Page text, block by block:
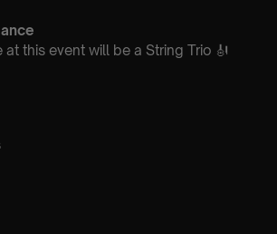
this event will be a String Trio 🎻